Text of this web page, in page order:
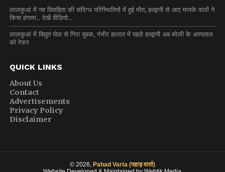
लालकुआं में नव विवाहिता की संदिग्ध परिस्थितियों में हुई मौत, हल्द्वानी से आए मायके वालों ने
किया हंगामा.. देखें वीडियो..
लालकुआं में विद्युत पोल से गिरा युवक, गंभीर हालात में पहले हल्द्वानी अब बरेली के अस्पताल
को रेफर
QUICK LINKS
About Us
Contact
Advertisements
Privacy Policy
Disclaimer
© 2026, Pahad Varta (पहाड़ वार्ता)